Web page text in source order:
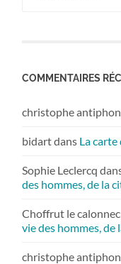
COMMENTAIRES
christophe antiphon
bidartdans La
Sophie Leclercq
des hommes, de la
Choffrut le calonnec
vie des hommes, de
christophe antiphon